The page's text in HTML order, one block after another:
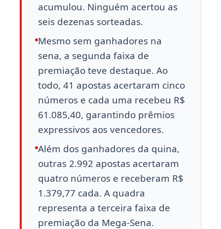
acumulou. Ninguém acertou as
seis dezenas sorteadas.
Mesmo sem ganhadores na
sena, a segunda faixa de
premiação teve destaque. Ao
todo, 41 apostas acertaram cinco
números e cada uma recebeu R$
61.085,40, garantindo prêmios
expressivos aos vencedores.
Além dos ganhadores da quina,
outras 2.992 apostas acertaram
quatro números e receberam R$
1.379,77 cada. A quadra
representa a terceira faixa de
premiação da Mega-Sena.